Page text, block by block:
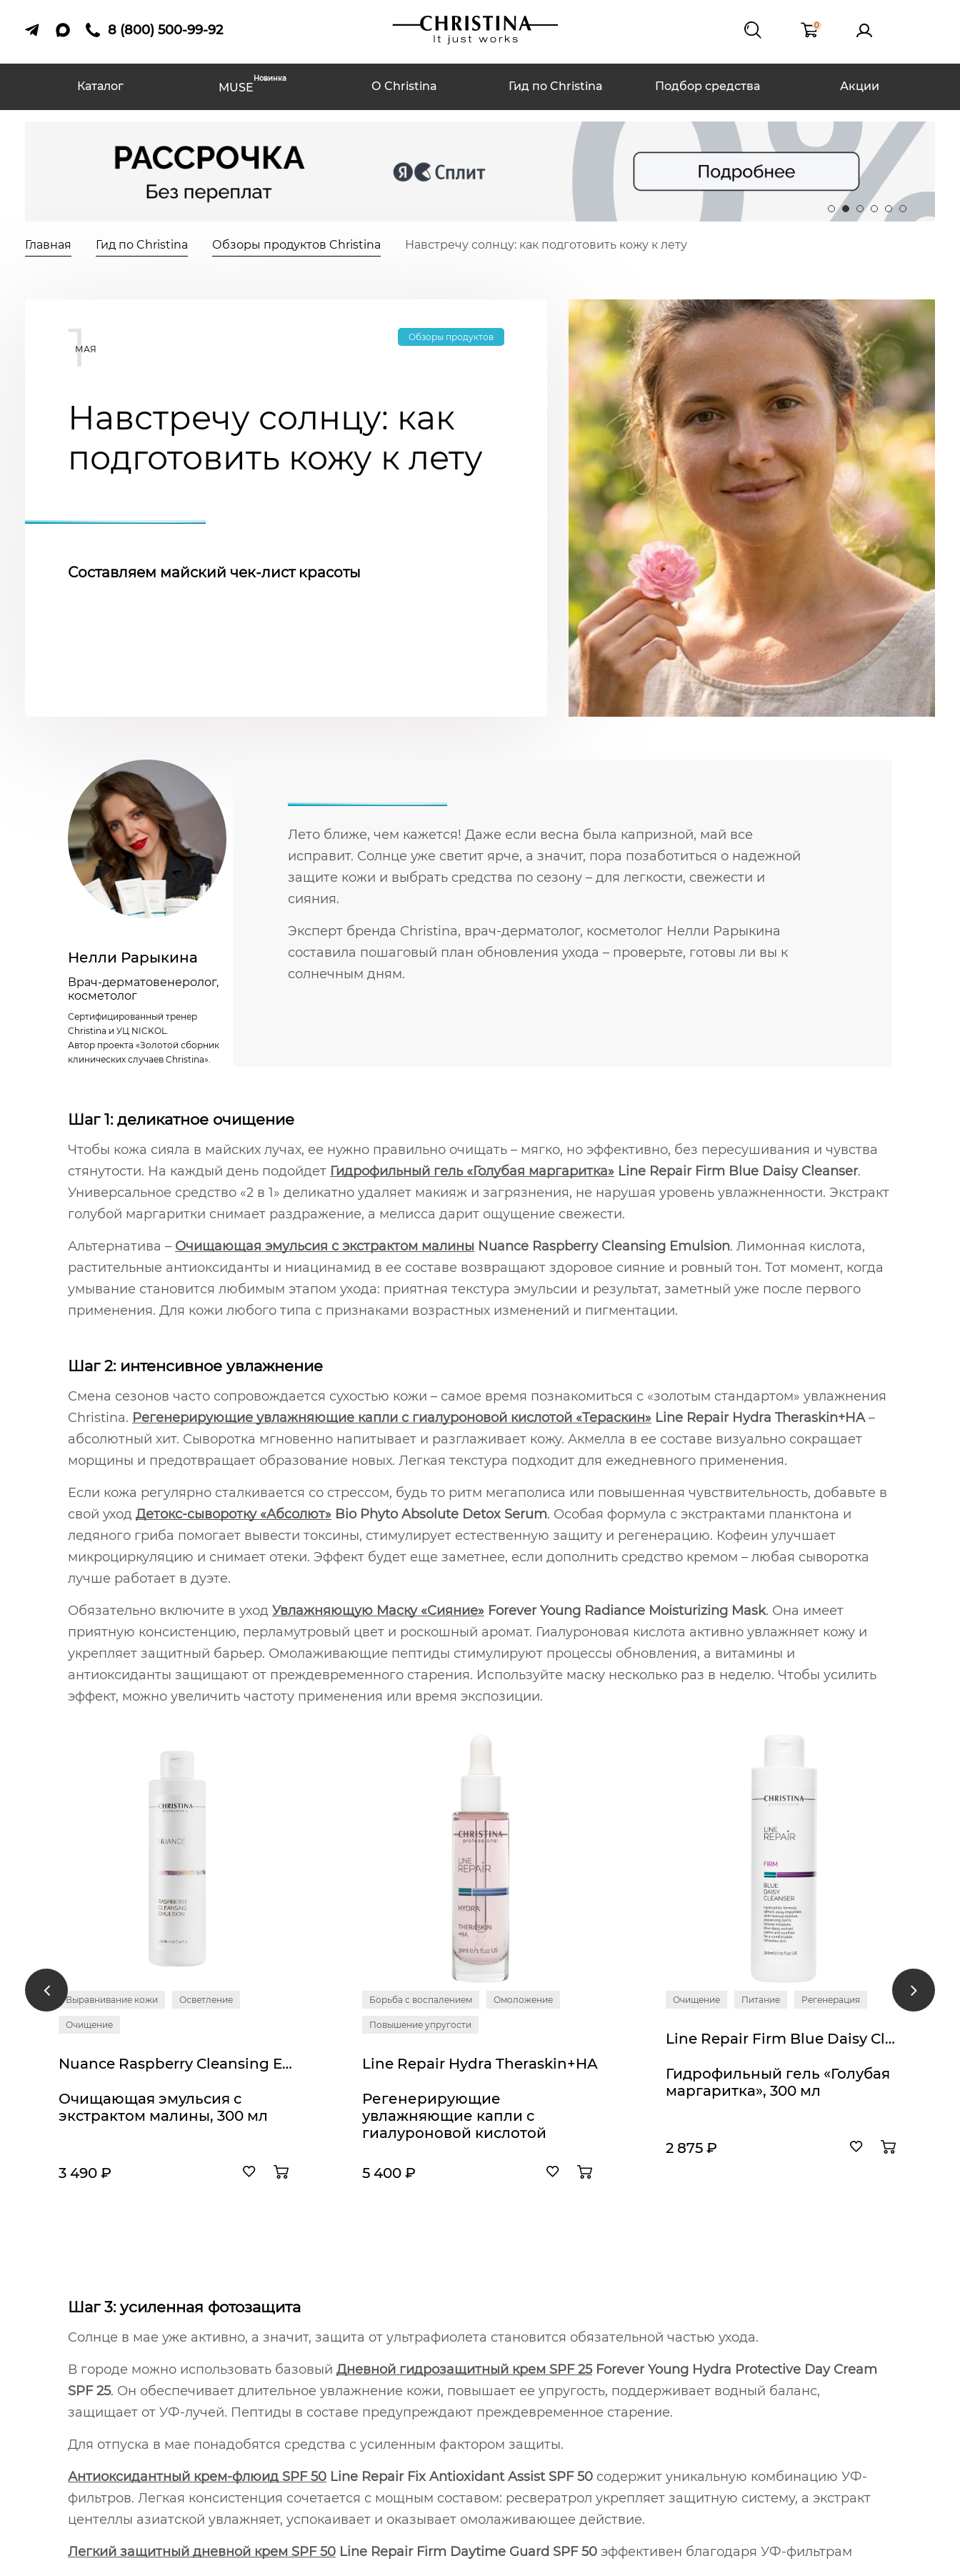
8 (800) 500-99-92 0
Каталог MUSE
Новинка
О Christina Гид по Christina Подбор средства Акции
Главная Гид по Christina Обзоры продуктов Christina Навстречу солнцу: как подготовить кожу к лету
1
МАЯ
Обзоры продуктов
Навстречу солнцу: как
подготовить кожу к лету
Составляем майский чек-лист красоты
Нелли Рарыкина
Врач-дерматовенеролог,
косметолог
Сертифицированный тренер
Christina и УЦ NICKOL.
Автор проекта «Золотой сборник
клинических случаев Christina».
Лето ближе, чем кажется! Даже если весна была капризной, май все
исправит. Солнце уже светит ярче, а значит, пора позаботиться о надежной
защите кожи и выбрать средства по сезону – для легкости, свежести и
сияния.
Эксперт бренда Christina, врач-дерматолог, косметолог Нелли Рарыкина
составила пошаговый план обновления ухода – проверьте, готовы ли вы к
солнечным дням.
Шаг 1: деликатное очищение
Чтобы кожа сияла в майских лучах, ее нужно правильно очищать – мягко, но эффективно, без пересушивания и чувства
стянутости. На каждый день подойдет Гидрофильный гель «Голубая маргаритка» Line Repair Firm Blue Daisy Cleanser.
Универсальное средство «2 в 1» деликатно удаляет макияж и загрязнения, не нарушая уровень увлажненности. Экстракт
голубой маргаритки снимает раздражение, а мелисса дарит ощущение свежести.
Альтернатива – Очищающая эмульсия с экстрактом малины Nuance Raspberry Cleansing Emulsion. Лимонная кислота,
растительные антиоксиданты и ниацинамид в ее составе возвращают здоровое сияние и ровный тон. Тот момент, когда
умывание становится любимым этапом ухода: приятная текстура эмульсии и результат, заметный уже после первого
применения. Для кожи любого типа с признаками возрастных изменений и пигментации.
Шаг 2: интенсивное увлажнение
Смена сезонов часто сопровождается сухостью кожи – самое время познакомиться с «золотым стандартом» увлажнения
Christina. Регенерирующие увлажняющие капли с гиалуроновой кислотой «Тераскин» Line Repair Hydra Theraskin+HA–
абсолютный хит. Сыворотка мгновенно напитывает и разглаживает кожу. Акмелла в ее составе визуально сокращает
морщины и предотвращает образование новых. Легкая текстура подходит для ежедневного применения.
Если кожа регулярно сталкивается со стрессом, будь то ритм мегаполиса или повышенная чувствительность, добавьте в
свой уход Детокс-сыворотку «Абсолют» Bio Phyto Absolute Detox Serum. Особая формула с экстрактами планктона и
ледяного гриба помогает вывести токсины, стимулирует естественную защиту и регенерацию. Кофеин улучшает
микроциркуляцию и снимает отеки. Эффект будет еще заметнее, если дополнить средство кремом – любая сыворотка
лучше работает в дуэте.
Обязательно включите в уход Увлажняющую Маску «Сияние» Forever Young Radiance Moisturizing Mask. Она имеет
приятную консистенцию, перламутровый цвет и роскошный аромат. Гиалуроновая кислота активно увлажняет кожу и
укрепляет защитный барьер. Омолаживающие пептиды стимулируют процессы обновления, а витамины и
антиоксиданты защищают от преждевременного старения. Используйте маску несколько раз в неделю. Чтобы усилить
эффект, можно увеличить частоту применения или время экспозиции.
Выравнивание кожи Осветление
Очищение
Nuance Raspberry Cleansing Emulsion
Очищающая эмульсия с
экстрактом малины, 300 мл
3 490 ₽
Борьба с воспалением Омоложение
Повышение упругости
Line Repair Hydra Theraskin+HA
Регенерирующие
увлажняющие капли с
гиалуроновой кислотой
5 400 ₽
Очищение Питание Регенерация
Line Repair Firm Blue Daisy Cleanser
Гидрофильный гель «Голубая
маргаритка», 300 мл
2 875 ₽
Шаг 3: усиленная фотозащита
Солнце в мае уже активно, а значит, защита от ультрафиолета становится обязательной частью ухода.
В городе можно использовать базовый Дневной гидрозащитный крем SPF 25Forever Young Hydra Protective Day Cream
SPF 25. Он обеспечивает длительное увлажнение кожи, повышает ее упругость, поддерживает водный баланс,
защищает от УФ-лучей. Пептиды в составе предупреждают преждевременное старение.
Для отпуска в мае понадобятся средства с усиленным фактором защиты.
Антиоксидантный крем-флюид SPF 50 Line Repair Fix Antioxidant Assist SPF 50 содержит уникальную комбинацию УФ-
фильтров. Легкая консистенция сочетается с мощным составом: ресвератрол укрепляет защитную систему, а экстракт
центеллы азиатской увлажняет, успокаивает и оказывает омолаживающее действие.
Легкий защитный дневной крем SPF 50 Line Repair Firm Daytime Guard SPF 50 эффективен благодаря УФ-фильтрам